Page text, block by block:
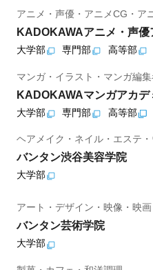
アニメ・声優・アニメCG・ア
KADOKAWAアニメ・声優
大学部 専門部 高等部
マンガ・イラスト・マンガ編
KADOKAWAマンガアカデ
大学部 専門部 高等部
ヘアメイク・ネイル・エステ
バンタン渋谷美容学院
大学部
アート・デザイン・映像・映画
バンタン芸術学院
大学部